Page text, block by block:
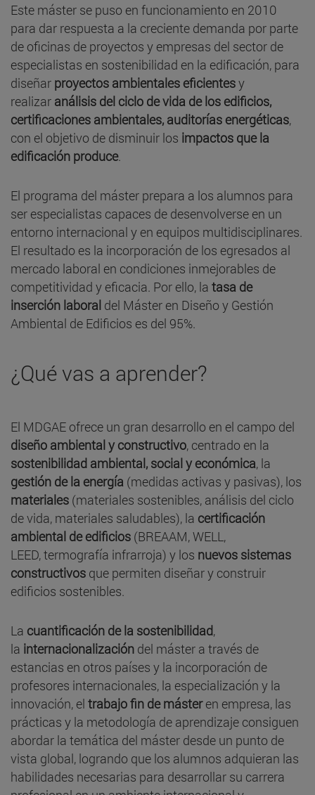
Este máster se puso en funcionamiento en 2010
para dar respuesta a la creciente demanda por parte
de oficinas de proyectos y empresas del sector de
especialistas en sostenibilidad en la edificación, para
diseñar proyectos ambientales eficientesy
realizar análisis del ciclo de vida de los edificios,
certificaciones ambientales, auditorías energéticas,
con el objetivo de disminuir los impactos que la
edificación produce.
El programa del máster prepara a los alumnos para
ser especialistas capaces de desenvolverse en un
entorno internacional y en equipos multidisciplinares.
El resultado es la incorporación de los egresados al
mercado laboral en condiciones inmejorables de
competitividad y eficacia. Por ello, la tasa de
inserción laboral del Máster en Diseño y Gestión
Ambiental de Edificios es del 95%.
¿Qué vas a aprender?
El MDGAE ofrece un gran desarrollo en el campo del
diseño ambiental y constructivo, centrado en la
sostenibilidad ambiental, social y económica, la
gestión de la energía (medidas activas y pasivas), los
materiales (materiales sostenibles, análisis del ciclo
de vida, materiales saludables), la certificación
ambiental de edificios (BREAAM, WELL,
LEED,termografía infrarroja) y los nuevos sistemas
constructivos que permiten diseñar y construir
edificios sostenibles.
La cuantificación de la sostenibilidad,
la internacionalización del máster a través de
estancias en otros países y la incorporación de
profesores internacionales, la especialización y la
innovación, el trabajo fin de másteren empresa, las
prácticas y la metodología de aprendizaje consiguen
abordar la temática del máster desde un punto de
vista global, logrando que los alumnos adquieran las
habilidades necesarias para desarrollar su carrera